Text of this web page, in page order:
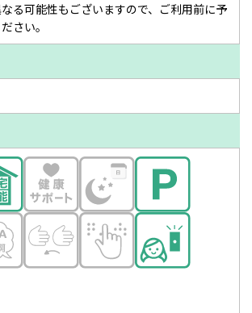
る可能性もございますので、ご利用前に予
さい。